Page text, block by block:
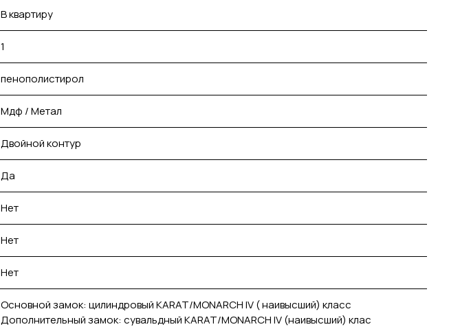
В квартиру
1
пенополистирол
Мдф / Метал
Двойной контур
Да
Нет
Нет
Нет
Основной замок: цилиндровый KARAT/MONARCH IV ( наивысший) класс
Дополнительный замок: сувальдный KARAT/MONARCH IV (наивысший) клас